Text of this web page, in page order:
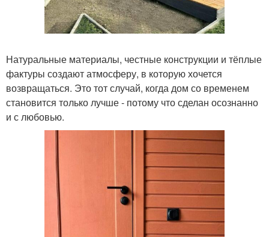
Натуральные материалы, честные конструкции и тёплые
фактуры создают атмосферу, в которую хочется
возвращаться. Это тот случай, когда дом со временем
становится только лучше - потому что сделан осознанно
и с любовью.